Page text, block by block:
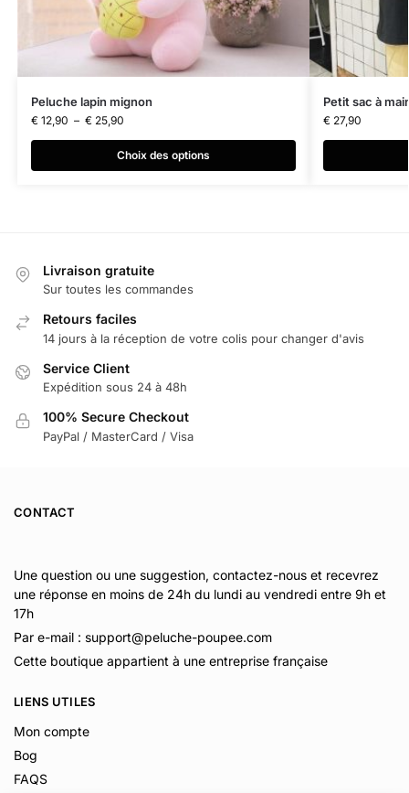
Peluche lapin mignon
€12,90 – €25,90
Choix des options
Petit sac à
€27,90
Livraison gratuite
Sur toutes les commandes
Retours faciles
14 jours à la réception de votre colis pour changer d'avis
Service Client
Expédition sous 24 à 48h
100% Secure Checkout
PayPal / MasterCard / Visa
CONTACT
Une question ou une suggestion, contactez-nous et recevrez
une réponse en moins de 24h du lundi au vendredi entre 9h et
17h
Par e-mail : support@peluche-poupee.com
Cette boutique appartient à une entreprise française
LIENS UTILES
Mon compte
Bog
FAQS